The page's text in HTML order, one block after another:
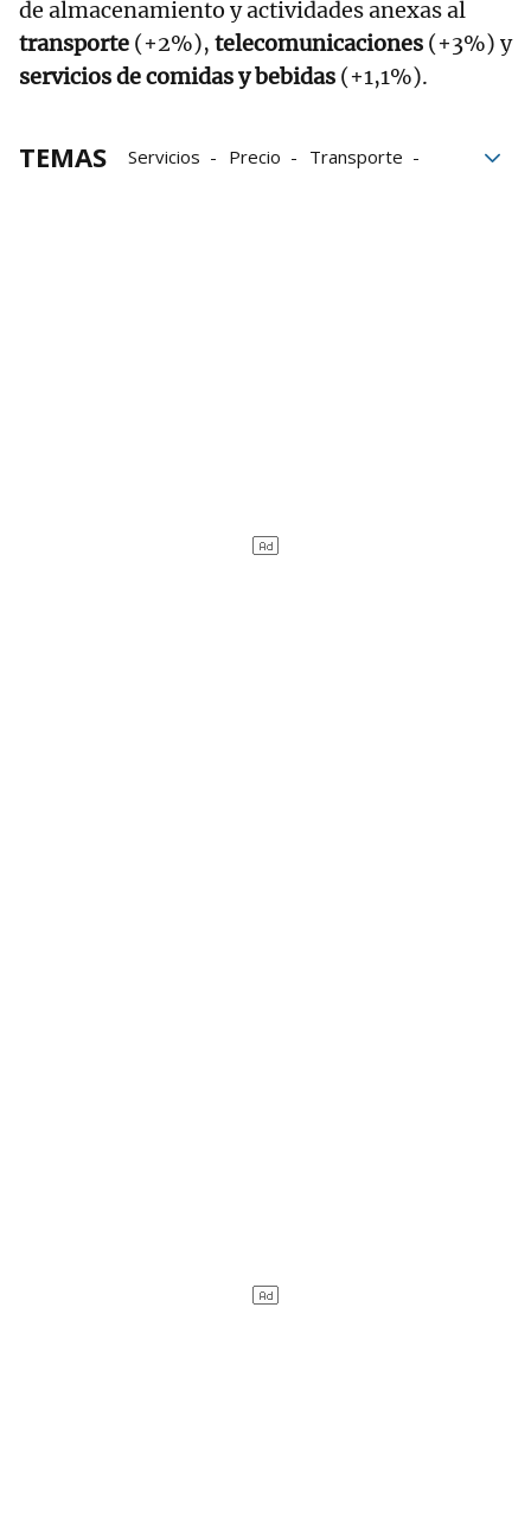
de almacenamiento y actividades anexas al
transporte (+2%), telecomunicaciones (+3%) y
servicios de comidas y bebidas (+1,1%).
TEMAS Servicios Precio
Transporte